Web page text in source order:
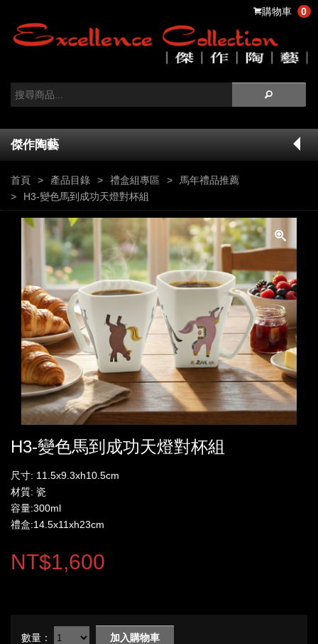
購物車 0
傑作陶藝
首頁 產品目錄 禮盒組專區
馬年禮品推薦
H3-變色馬到成功天燈對杯組
H3-變色馬到成功天燈對杯組
尺寸: 11.5x9.3xh10.5cm
材質: 瓷
容量:300ml
禮盒:14.5x11xh23cm
NT$1,600
數量： 加入購物車